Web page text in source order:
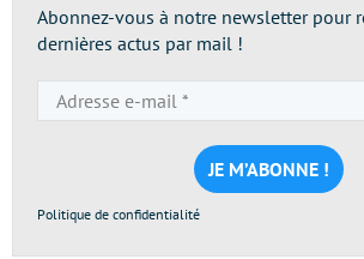
Abonnez-vous à notre newsletter pour
dernières actus par mail !
e-
mail
*
Politique de confidentialité